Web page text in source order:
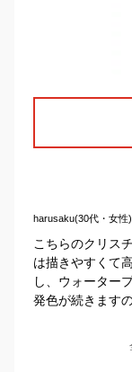
harusaku(30代・女性)
こちらのクリス
は描きやすくて
し、ウォーター
発色が続きます